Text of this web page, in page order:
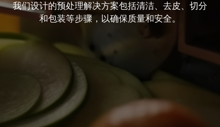
联系我们
我们设计的预处理解决方案包括清洁、去皮、切分
和包装等步骤，以确保质量和安全。